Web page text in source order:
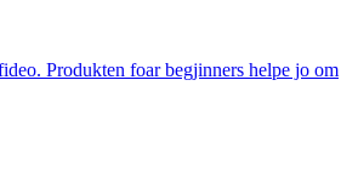
Produkten foar begjinners helpe jo om